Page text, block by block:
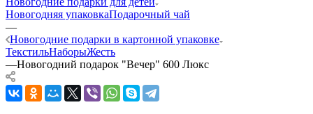
Новогодняя упаковкаПодарочный чай
—
Новогодние подарки в картонной упаковке
ТекстильНаборыЖесть
—Новогодний подарок "Вечер" 600 Люкс